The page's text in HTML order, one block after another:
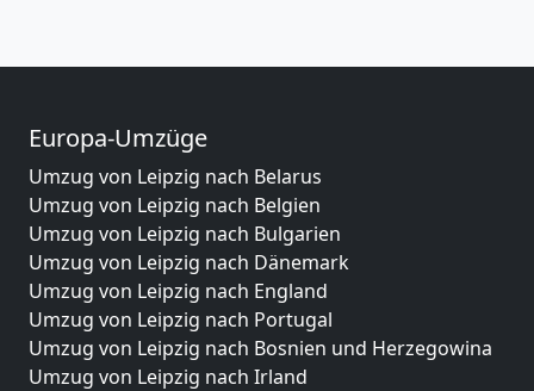
Europa-Umzüge
Umzug von Leipzig nach Belarus
Umzug von Leipzig nach Belgien
Umzug von Leipzig nach Bulgarien
Umzug von Leipzig nach Dänemark
Umzug von Leipzig nach England
Umzug von Leipzig nach Portugal
Umzug von Leipzig nach Bosnien und Herzegowina
Umzug von Leipzig nach Irland